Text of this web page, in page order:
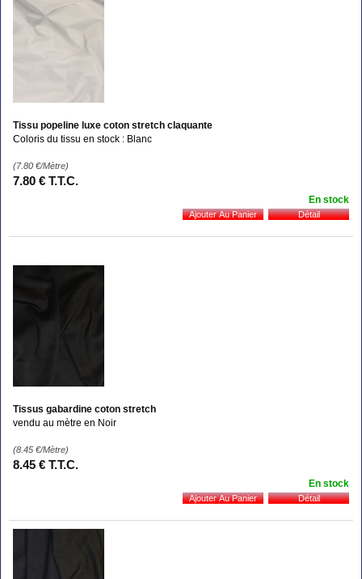
Tissu popeline luxe coton stretch claquante
Coloris du tissu en stock : Blanc
(7.80 €/Mètre)
7.80 € T.T.C.
En stock
Tissus gabardine coton stretch
vendu au mètre en Noir
(8.45 €/Mètre)
8.45 € T.T.C.
En stock